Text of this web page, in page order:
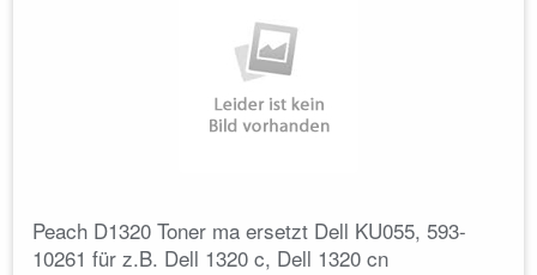
Peach D1320 Toner ma ersetzt Dell KU055, 593-
10261 für z.B. Dell 1320 c, Dell 1320 cn